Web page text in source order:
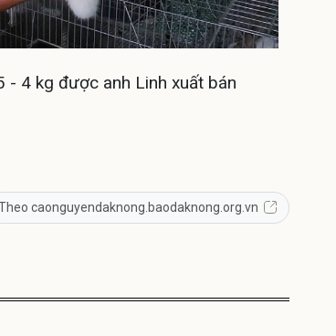
- 4 kg được anh Linh xuất bán
caonguyendaknong.baodaknong.org.vn